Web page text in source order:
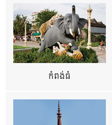
កំពង់ធំ